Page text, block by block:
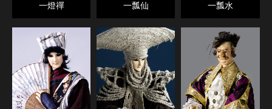
一燈禪 一瓢仙 一瓢水